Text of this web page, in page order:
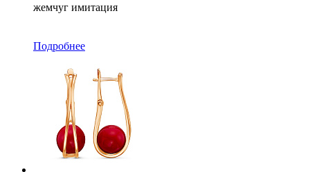
жемчуг имитация
Подробнее